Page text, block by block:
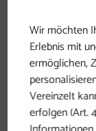
Wir möchten
Erlebnis mit
ermöglichen,
Vereinzelt
erfolgen (Art.